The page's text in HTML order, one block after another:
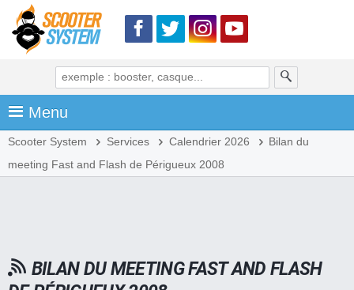
Menu
Scooter System Services Calendrier 2026
Bilan du
meeting Fast and Flash de Périgueux 2008
BILAN DU MEETING FAST AND FLASH